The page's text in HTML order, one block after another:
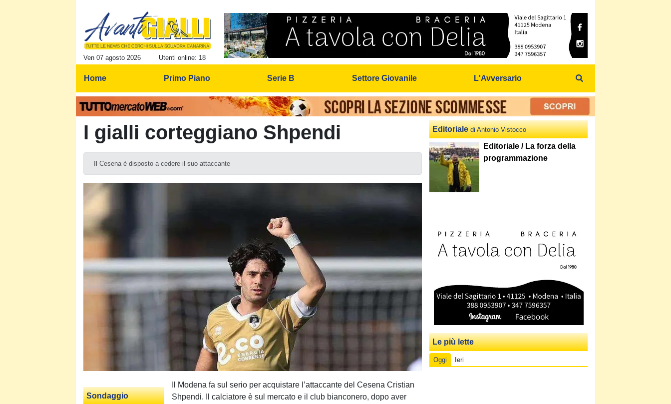
Ven 07 agosto 2026 Utenti online: 18
Home Primo Piano Serie B Settore Giovanile L'Avversario
I gialli corteggiano Shpendi
Il Cesena è disposto a cedere il suo attaccante
Sondaggio
Il Modena fa sul serio per acquistare l’attaccante del Cesena Cristian
Shpendi. Il calciatore è sul mercato e il club bianconero, dopo aver
Editoriale di Antonio Vistocco
Editoriale / La forza della
programmazione
Le più lette
Oggi Ieri